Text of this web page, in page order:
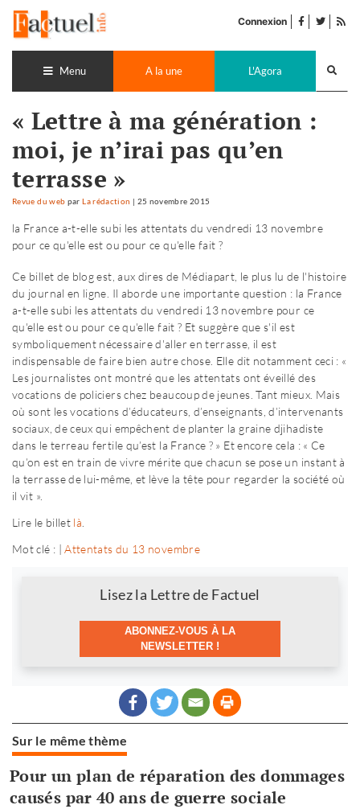
contenu
Connexion facebook
twitter
Menu A la une L'Agora
« Lettre à ma génération :
moi, je n’irai pas qu’en
terrasse »
Revue du web parLa rédaction | 25 novembre 2015
la France a-t-elle subi les attentats du vendredi 13 novembre
pour ce qu'elle est ou pour ce qu'elle fait ?
Ce billet de blog est, aux dires de Médiapart, le plus lu de l'histoire
du journal en ligne. Il aborde une importante question : la France
a-t-elle subi les attentats du vendredi 13 novembre pour ce
qu'elle est ou pour ce qu'elle fait ? Et suggère que s'il est
symboliquement nécessaire d'aller en terrasse, il est
indispensable de faire bien autre chose. Elle dit notamment ceci : «
Les journalistes ont montré que les attentats ont éveillé des
vocations de policiers chez beaucoup de jeunes. Tant mieux. Mais
où sont les vocations d’éducateurs, d’enseignants, d’intervenants
sociaux, de ceux qui empêchent de planter la graine djihadiste
dans le terreau fertile qu’est la France ? » Et encore cela : « Ce
qu’on est en train de vivre mérite que chacun se pose un instant à
la terrasse de lui-même, et lève la tête pour regarder la société où
il vit ».
Lire le billet là
Mot clé : |Attentats du 13 novembre
Lisez la Lettre de Factuel
ABONNEZ-VOUS À LA
NEWSLETTER !
Sur le même thème
Pour un plan de réparation des dommages
causés par 40 ans de guerre sociale